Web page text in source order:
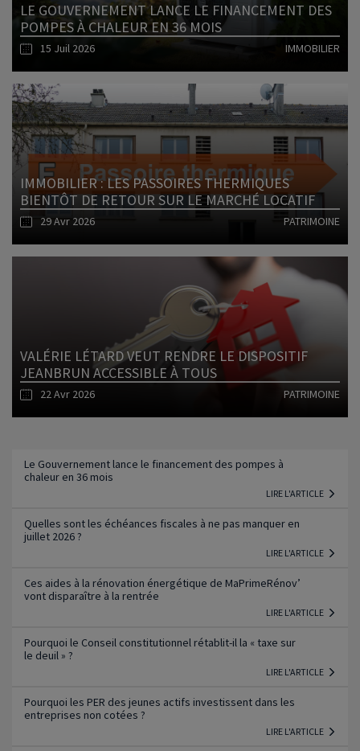
LE GOUVERNEMENT LANCE LE FINANCEMENT DES
POMPES À CHALEUR EN 36 MOIS
15 Juil 2026 IMMOBILIER
Lire l'article
IMMOBILIER : LES PASSOIRES THERMIQUES
BIENTÔT DE RETOUR SUR LE MARCHÉ LOCATIF
29 Avr 2026 PATRIMOINE
Lire l'article
VALÉRIE LÉTARD VEUT RENDRE LE DISPOSITIF
JEANBRUN ACCESSIBLE À TOUS
22 Avr 2026 PATRIMOINE
Le Gouvernement lance le financement des pompes à
chaleur en 36 mois
LIRE L'ARTICLE
Quelles sont les échéances fiscales à ne pas manquer en
juillet 2026 ?
LIRE L'ARTICLE
Ces aides à la rénovation énergétique de MaPrimeRénov’
vont disparaître à la rentrée
LIRE L'ARTICLE
Pourquoi le Conseil constitutionnel rétablit-il la « taxe sur
le deuil » ?
LIRE L'ARTICLE
Pourquoi les PER des jeunes actifs investissent dans les
entreprises non cotées ?
LIRE L'ARTICLE